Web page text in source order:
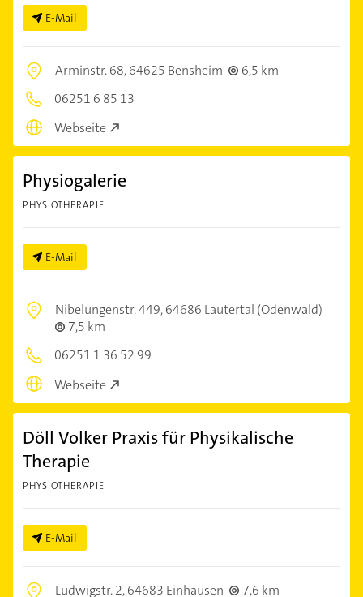
E-Mail
Arminstr. 68,64625 Bensheim
6,5 km
06251 6 85 13
Webseite
Physiogalerie
PHYSIOTHERAPIE
E-Mail
Nibelungenstr. 449,64686 Lautertal (Odenwald)
7,5 km
06251 1 36 52 99
Webseite
Döll Volker Praxis für Physikalische
Therapie
PHYSIOTHERAPIE
E-Mail
Ludwigstr. 2,64683 Einhausen
7,6 km